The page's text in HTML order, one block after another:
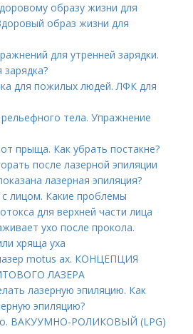
образу жизни для
образ жизни для
для утренней зарядки.
для пожилых людей. ЛФК для
тела. Упражнение
прыща. Как убрать постакне?
после лазерной эпиляции
лазерная эпиляция?
лицом. Какие проблемы
для верхней части лица
ухо после прокола.
хряща уха
motus ax. КОНЦЕПЦИЯ
ЛАЗЕРА
лазерную эпиляцию. Как
эпиляцию?
ВАКУУМНО-РОЛИКОВЫЙ (LPG)